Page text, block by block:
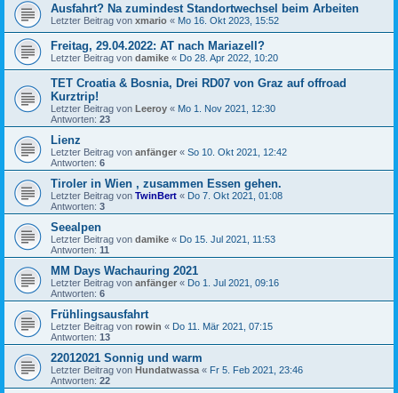
Ausfahrt? Na zumindest Standortwechsel beim Arbeiten
Letzter Beitrag von xmario « Mo 16. Okt 2023, 15:52
Freitag, 29.04.2022: AT nach Mariazell?
Letzter Beitrag von damike « Do 28. Apr 2022, 10:20
TET Croatia & Bosnia, Drei RD07 von Graz auf offroad
Kurztrip!
Letzter Beitrag von Leeroy « Mo 1. Nov 2021, 12:30
Antworten: 23
Lienz
Letzter Beitrag von anfänger « So 10. Okt 2021, 12:42
Antworten: 6
Tiroler in Wien , zusammen Essen gehen.
Letzter Beitrag von TwinBert « Do 7. Okt 2021, 01:08
Antworten: 3
Seealpen
Letzter Beitrag von damike « Do 15. Jul 2021, 11:53
Antworten: 11
MM Days Wachauring 2021
Letzter Beitrag von anfänger « Do 1. Jul 2021, 09:16
Antworten: 6
Frühlingsausfahrt
Letzter Beitrag von rowin « Do 11. Mär 2021, 07:15
Antworten: 13
22012021 Sonnig und warm
Letzter Beitrag von Hundatwassa « Fr 5. Feb 2021, 23:46
Antworten: 22